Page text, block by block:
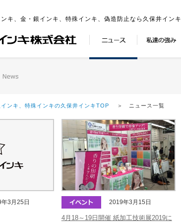
キ、金・銀インキ、特殊インキ、偽造防止なら久保井インキ
ンキ、特殊インキの久保井インキTOP ＞ ニュース一覧
3月25日 2019年3月15日
4月18～19日開催 紙加工技術展2019に